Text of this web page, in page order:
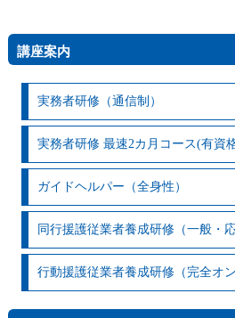
講座案内
実務者研修（通信制）
実務者研修 最速2カ月コース(有資
ガイドヘルパー（全身性）
同行援護従業者養成研修（一般・応
行動援護従業者養成研修（完全オン